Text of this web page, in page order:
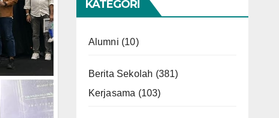
KATEGORI
Alumni (10)
Berita Sekolah (381)
Kerjasama (103)